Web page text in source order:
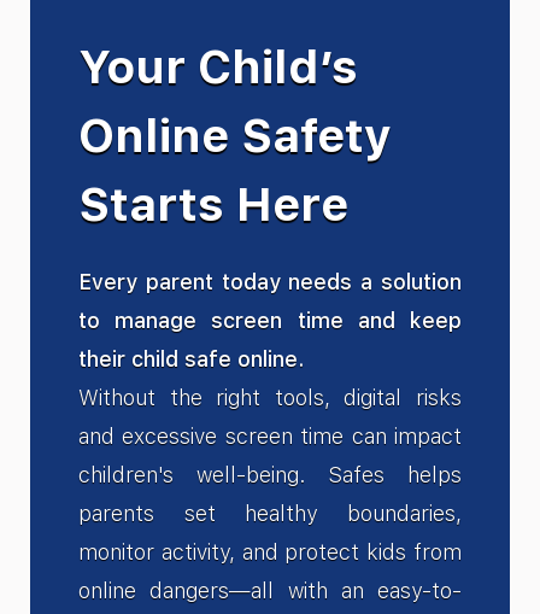
Your Child’s
Online Safety
Starts Here
Every parent today needs a solution
to manage screen time and keep
their child safe online.
Without the right tools, digital risks
and excessive screen time can impact
children's well-being. Safes helps
parents set healthy boundaries,
monitor activity, and protect kids from
online dangers—all with an easy-to-